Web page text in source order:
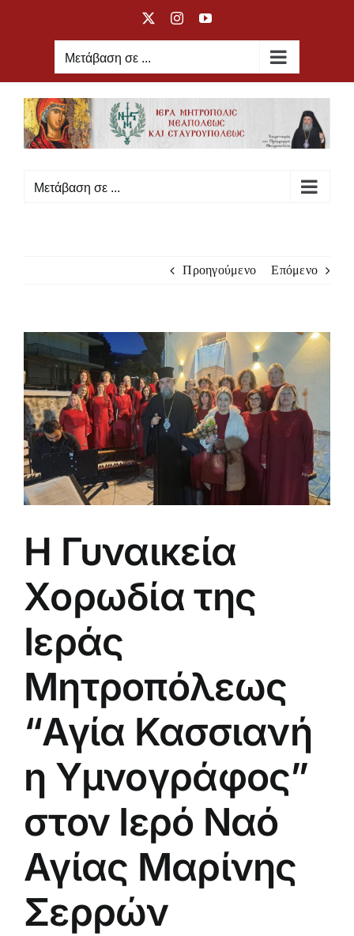
X InstagramYouTube
Μετάβαση σε ...
Μετάβαση σε ...
Προηγούμενο Επόμενο
Προβολή
μεγαλύτερης
εικόνας
Η Γυναικεία
Χορωδία της
Ιεράς
Μητροπόλεως
“Αγία Κασσιανή
η Υμνογράφος”
στον Ιερό Ναό
Αγίας Μαρίνης
Σερρών